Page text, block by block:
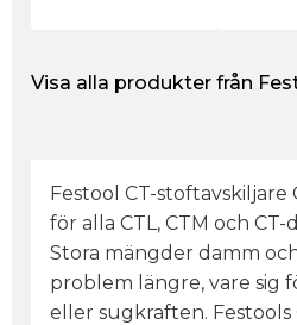
Visa alla produkter från
Festool CT-stoftavskiljare
för alla CTL, CTM och
Stora mängder damm
problem längre, vare sig
eller sugkraften. Festools